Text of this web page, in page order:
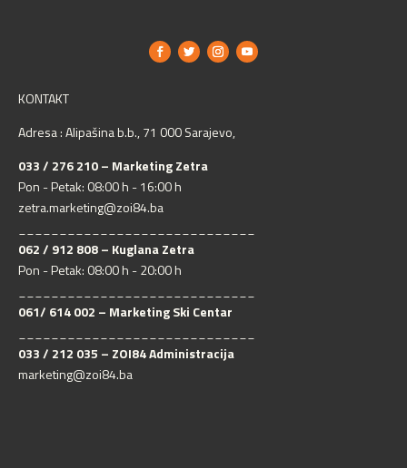
KONTAKT
Adresa : Alipašina b.b., 71 000 Sarajevo,
033 / 276 210 – Marketing Zetra
Pon - Petak: 08:00 h - 16:00 h
zetra.marketing@zoi84.ba
062 / 912 808 – Kuglana Zetra
Pon - Petak: 08:00 h - 20:00 h
061/ 614 002 – Marketing Ski Centar
033 / 212 035 – ZOI84 Administracija
marketing@zoi84.ba